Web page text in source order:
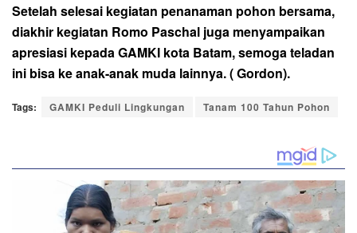
Setelah selesai kegiatan penanaman pohon bersama,
diakhir kegiatan Romo Paschal juga menyampaikan
apresiasi kepada GAMKI kota Batam, semoga teladan
ini bisa ke anak-anak muda lainnya. ( Gordon).
Tags: GAMKI Peduli Lingkungan Tanam 100 Tahun Pohon